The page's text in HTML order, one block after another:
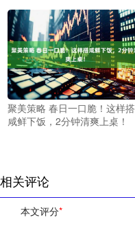
聚美策略 春日一口脆！这样搭
咸鲜下饭，2分钟清爽上桌！
相关评论
本文评分*